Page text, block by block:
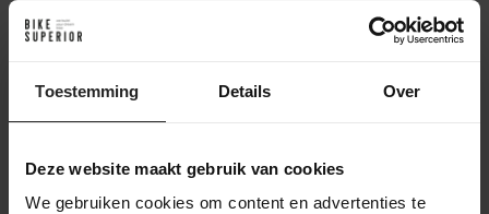
Toestemming Details Over
Deze website maakt gebruik van cookies
We gebruiken cookies om content en advertenties te
magazijn, waar hij zorgvuldig wordt ingepakt. Accessoires
zorgen we ervoor dat je fiets veilig en compleet aankomt.